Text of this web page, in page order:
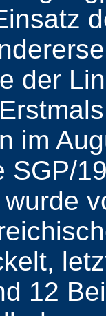
der
im
SGP/
12